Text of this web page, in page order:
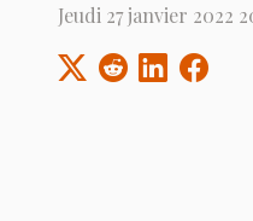
Jeudi 27 janvier 2022